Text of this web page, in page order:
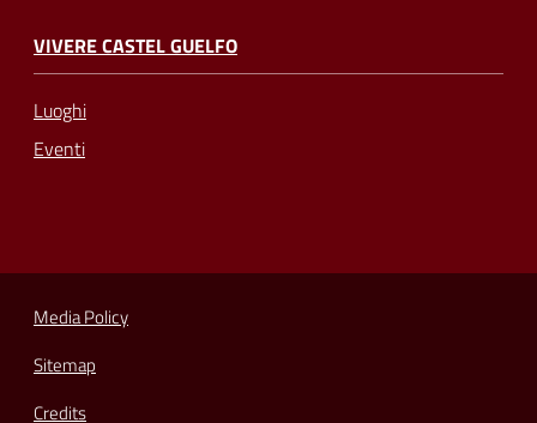
VIVERE CASTEL GUELFO
Luoghi
Eventi
Media Policy
Sitemap
Credits